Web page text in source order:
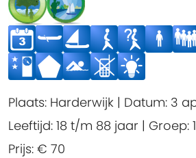
Plaats: Harderwijk | Datum: 3
Leeftijd: 18 t/m 88 jaar | Groep:
Prijs: € 70